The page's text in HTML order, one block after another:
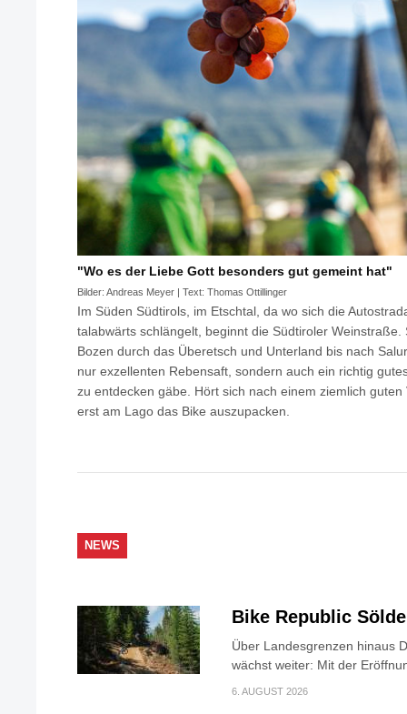
"Wo es der Liebe Gott besonders gut gemeint hat"
Bilder: Andreas Meyer | Text: Thomas Ottillinger
Im Süden Südtirols, im Etschtal, da wo sich die
talabwärts schlängelt, beginnt die Südtiroler Weinstraße.
Bozen durch das Überetsch und Unterland bis nach
nur exzellenten Rebensaft, sondern auch ein richtig
zu entdecken gäbe. Hört sich nach einem ziemlich
erst am Lago das Bike auszupacken.
NEWS
Bike Republic
Über Landesgrenzen hinaus
wächst weiter: Mit der
6. AUGUST 2026